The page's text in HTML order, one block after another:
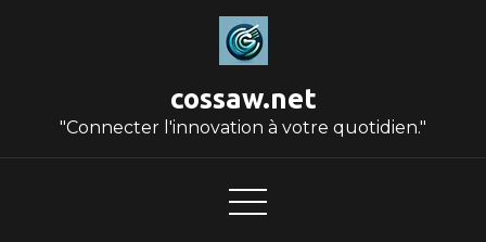
cossaw.net
"Connecter l'innovation à votre quotidien."